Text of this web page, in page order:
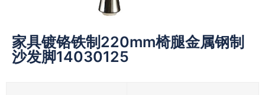
家具镀铬铁制220mm椅腿金属钢制
沙发脚14030125